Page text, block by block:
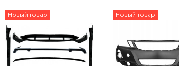
Новый товар Новый товар